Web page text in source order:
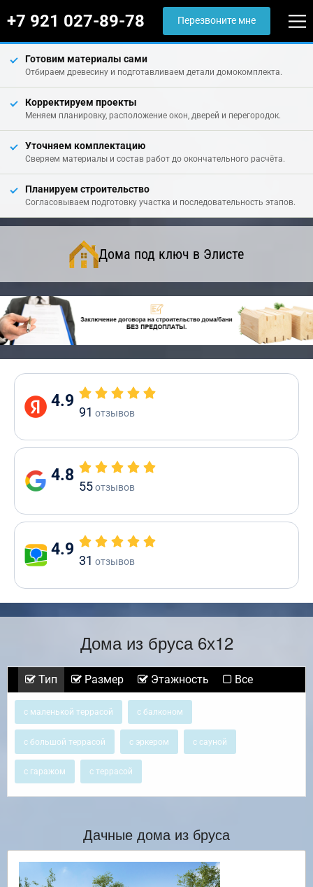
+7 921 027-89-78 Перезвоните мне
Готовим материалы сами
Отбираем древесину и подготавливаем детали домокомплекта.
Корректируем проекты
Меняем планировку, расположение окон, дверей и перегородок.
Уточняем комплектацию
Сверяем материалы и состав работ до окончательного расчёта.
Планируем строительство
Согласовываем подготовку участка и последовательность этапов.
Дома под ключ в Элисте
4.9
91 отзывов
4.8
55отзывов
4.9
31 отзывов
Дома из бруса 6х12
Тип Размер Этажность Все
с маленькой террасой с балконом
с большой террасой с эркером с сауной
с гаражом с террасой
Дачные дома из бруса